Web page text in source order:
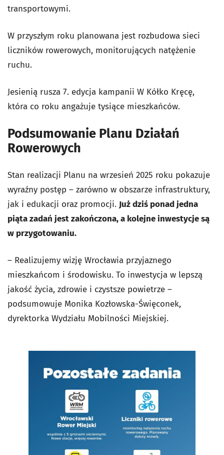
transportowymi.
W przyszłym roku planowana jest rozbudowa sieci
liczników rowerowych, monitorujących natężenie
ruchu.
Jesienią rusza 7. edycja kampanii W Kółko Kręcę,
która co roku angażuje tysiące mieszkańców.
Podsumowanie Planu Działań
Rowerowych
Stan realizacji Planu na wrzesień 2025 roku pokazuje
wyraźny postęp – zarówno w obszarze infrastruktury,
jak i edukacji oraz promocji. Już dziś ponad jedna
piąta zadań jest zakończona, a kolejne inwestycje są
w przygotowaniu.
– Realizujemy wizję Wrocławia przyjaznego
mieszkańcom i środowisku. To inwestycja w lepszą
jakość życia, zdrowie i czystsze powietrze –
podsumowuje Monika Kozłowska-Święconek,
dyrektorka Wydziału Mobilności Miejskiej.